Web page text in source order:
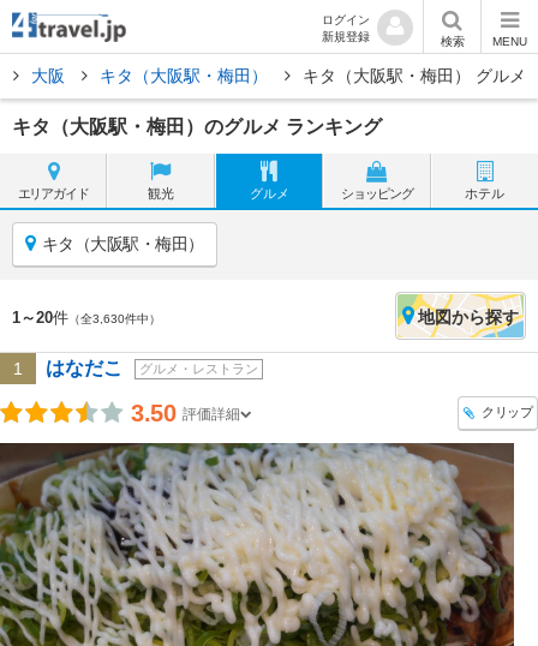
ログイン
新規登録
検索 MENU
大阪 キタ（大阪駅・梅田） キタ（大阪駅・梅田） グルメ
キタ（大阪駅・梅田）のグルメ ランキング
エリアガイド 観光 グルメ ショッピング ホテル
キタ（大阪駅・梅田）
1～20件 （全3,630件中） 地図から探す
1 はなだこ グルメ・レストラン
3.50 評価詳細 クリップ